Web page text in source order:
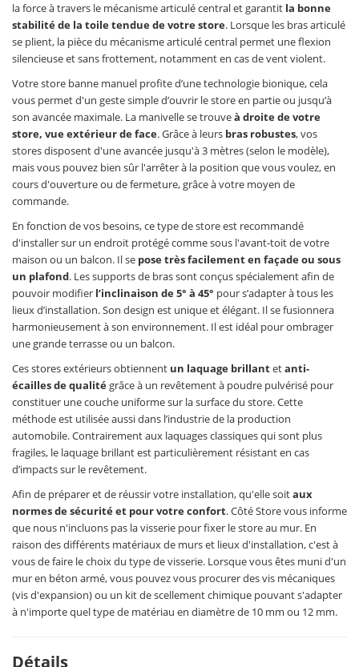
la force à travers le mécanisme articulé central et garantit la bonne
stabilité de la toile tendue de votre store. Lorsque les bras articulé
se plient, la pièce du mécanisme articulé central permet une flexion
silencieuse et sans frottement, notamment en cas de vent violent.
Votre store banne manuel profite d’une technologie bionique, cela
vous permet d'un geste simple d’ouvrir le store en partie ou jusqu’à
son avancée maximale. La manivelle se trouveà droite de votre
store, vue extérieur de face. Grâce à leurs bras robustes, vos
stores disposent d'une avancée jusqu'à 3 mètres (selon le modèle),
mais vous pouvez bien sûr l'arrêter à la position que vous voulez, en
cours d'ouverture ou de fermeture, grâce à votre moyen de
commande.
En fonction de vos besoins, ce type de store est recommandé
d'installer sur un endroit protégé comme sous l'avant-toit de votre
maison ou un balcon. Il se pose très facilement en façade ou sous
un plafond. Les supports de bras sont conçus spécialement afin de
pouvoir modifier l’inclinaison de 5° à 45° pour s’adapter à tous les
lieux d’installation. Son design est unique et élégant. Il se fusionnera
harmonieusement à son environnement. Il est idéal pour ombrager
une grande terrasse ou un balcon.
Ces stores extérieurs obtiennent un laquage brillantetanti-
écailles de qualitégrâce à un revêtement à poudre pulvérisé pour
constituer une couche uniforme sur la surface du store. Cette
méthode est utilisée aussi dans l’industrie de la production
automobile. Contrairement aux laquages classiques qui sont plus
fragiles, le laquage brillant est particulièrement résistant en cas
d’impacts sur le revêtement.
Afin de préparer et de réussir votre installation, qu'elle soitaux
normes de sécurité et pour votre confort. Côté Store vous informe
que nous n'incluons pas la visserie pour fixer le store au mur. En
raison des différents matériaux de murs et lieux d'installation, c'est à
vous de faire le choix du type de visserie. Lorsque vous êtes muni d'un
mur en béton armé, vous pouvez vous procurer des vis mécaniques
(vis d'expansion) ou un kit de scellement chimique pouvant s'adapter
à n'importe quel type de matériau en diamètre de 10 mm ou 12 mm.
Détails